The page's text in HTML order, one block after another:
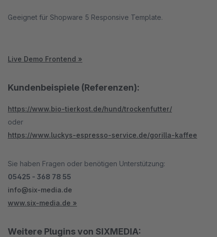
Geeignet für Shopware 5 Responsive Template.
Live Demo Frontend »
Kundenbeispiele (Referenzen):
https://www.bio-tierkost.de/hund/trockenfutter/
oder
https://www.luckys-espresso-service.de/gorilla-kaffee
Sie haben Fragen oder benötigen Unterstützung:
05425 - 368 78 55
info@six-media.de
www.six-media.de »
Weitere Plugins von SIXMEDIA: